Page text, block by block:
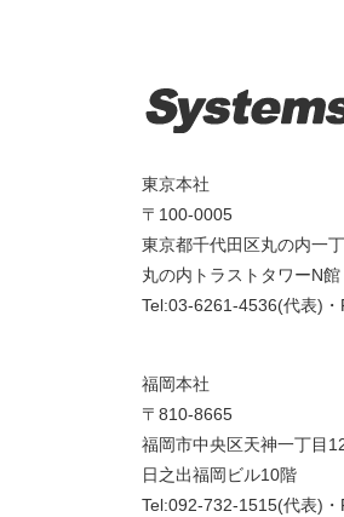
東京本社
〒100-0005
東京都千代田区丸の内一
丸の内トラストタワーN
Tel:03-6261-4536(代表)
福岡本社
〒810-8665
福岡市中央区天神一丁目
日之出福岡ビル10階
Tel:092-732-1515(代表)